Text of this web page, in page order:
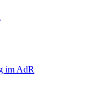
im AdR